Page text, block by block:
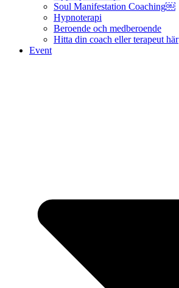
Soul Manifestation Coaching￼
Hypnoterapi
Beroende och medberoende
Hitta din coach eller terapeut här
Event